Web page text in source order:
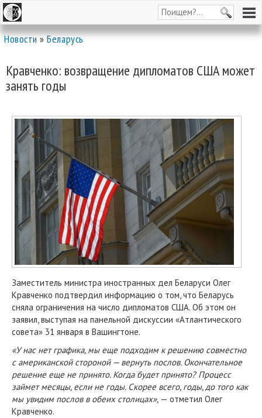
Новости»Беларусь
Кравченко: возвращение дипломатов США может
занять годы
Заместитель министра иностранных дел Беларуси Олег
Кравченко подтвердил информацию о том, что Беларусь
сняла ограничения на число дипломатов США. Об этом он
заявил, выступая на панельной дискуссии «Атлантического
совета» 31 января в Вашингтоне.
«У нас нет графика, мы еще подходим к решению совместно
с американской стороной — вернуть послов. Окончательное
решение еще не принято. Когда будет принято? Процесс
займет месяцы, если не годы. Скорее всего, годы, до того как
мы увидим послов в обеих столицах», — отметил Олег
Кравченко.